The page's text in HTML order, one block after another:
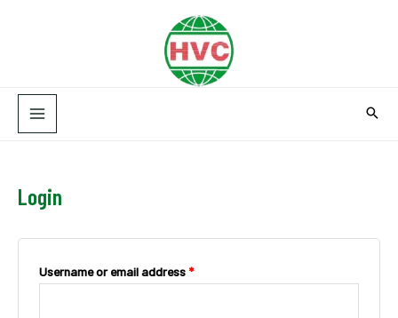
Login
Username or email address*